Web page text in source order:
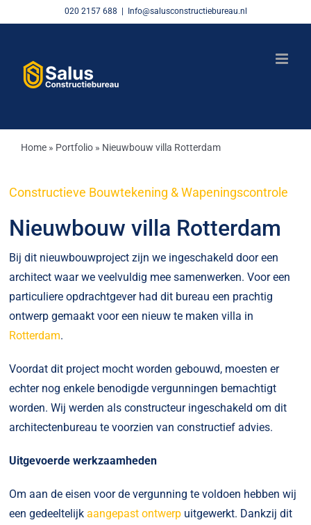
to
020 2157 688 Info@salusconstructiebureau.nl
Home» Portfolio» Nieuwbouw villa Rotterdam
Constructieve Bouwtekening & Wapeningscontrole
Nieuwbouw villa Rotterdam
Bij dit nieuwbouwproject zijn we ingeschakeld door een
architect waar we veelvuldig mee samenwerken. Voor een
particuliere opdrachtgever had dit bureau een prachtig
ontwerp gemaakt voor een nieuw te maken villa in
Rotterdam.
Voordat dit project mocht worden gebouwd, moesten er
echter nog enkele benodigde vergunningen bemachtigt
worden. Wij werden als constructeur ingeschakeld om dit
architectenbureau te voorzien van constructief advies.
Uitgevoerde werkzaamheden
Om aan de eisen voor de vergunning te voldoen hebben wij
een gedeeltelijkaangepast ontwerp uitgewerkt. Dankzij dit